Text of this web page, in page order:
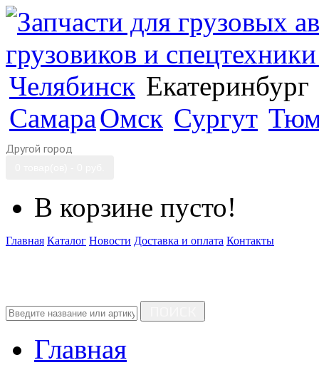
Челябинск Екатеринбург
СамараОмск Сургут
Другой город
В корзине пусто!
Главная Каталог Новости Доставка и оплата Контакты
Главная